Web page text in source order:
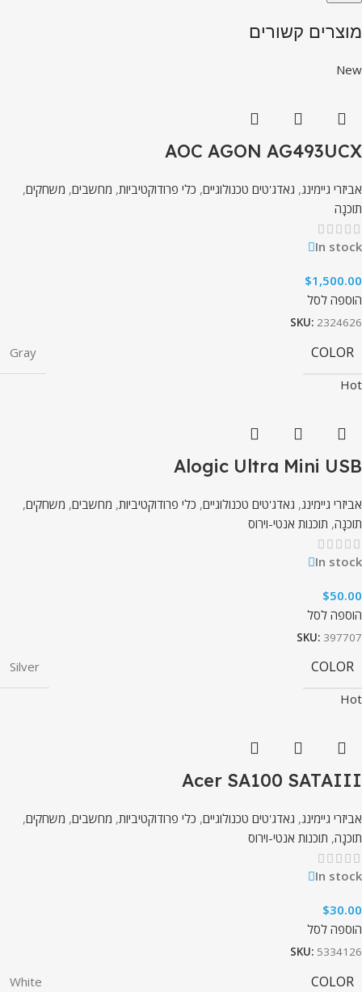
מוצרים קשורים
New
AOC AGON AG493UCX
אביזרי גיימינג, גאדג'טים טכנולוגיים, כלי פרודוקטיביות, מחשבים, משחקים,
תוֹכנָה
In stock
$1,500.00
הוספה לסל
SKU: 2324626
COLOR
Gray
Hot
Alogic Ultra Mini USB
אביזרי גיימינג, גאדג'טים טכנולוגיים, כלי פרודוקטיביות, מחשבים, משחקים,
תוֹכנָה, תוכנות אנטי-וירוס
In stock
$50.00
הוספה לסל
SKU: 397707
COLOR
Silver
Hot
Acer SA100 SATAIII
אביזרי גיימינג, גאדג'טים טכנולוגיים, כלי פרודוקטיביות, מחשבים, משחקים,
תוֹכנָה, תוכנות אנטי-וירוס
In stock
$30.00
הוספה לסל
SKU: 5334126
COLOR
White